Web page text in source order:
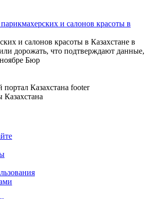
и салонов красоты в
и салонов красоты в Казахстане в
дорожать, что подтверждают данные,
Бюр
Казахстана